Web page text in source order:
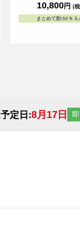
ケットです。10,800円 (
まとめて割:50％
定日:8月17日